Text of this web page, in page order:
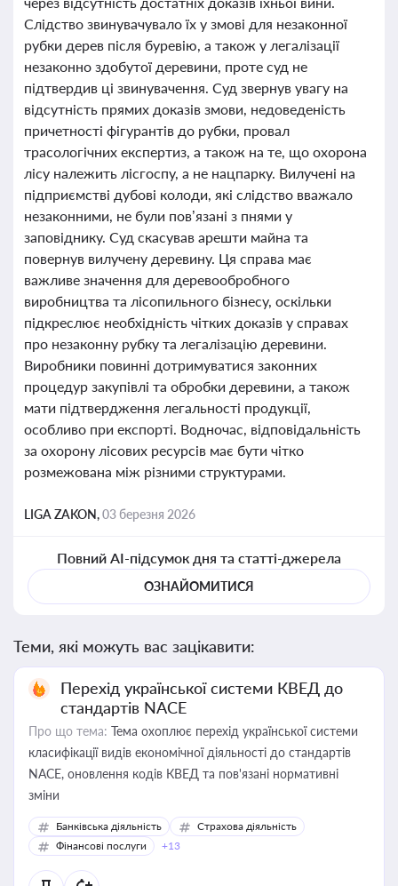
Слідство звинувачувало їх у змові для незаконної
рубки дерев після буревію, а також у легалізації
незаконно здобутої деревини, проте суд не
підтвердив ці звинувачення. Суд звернув увагу на
відсутність прямих доказів змови, недоведеність
причетності фігурантів до рубки, провал
трасологічних експертиз, а також на те, що охорона
лісу належить лісгоспу, а не нацпарку. Вилучені на
підприємстві дубові колоди, які слідство вважало
незаконними, не були пов’язані з пнями у
заповіднику. Суд скасував арешти майна та
повернув вилучену деревину. Ця справа має
важливе значення для деревообробного
виробництва та лісопильного бізнесу, оскільки
підкреслює необхідність чітких доказів у справах
про незаконну рубку та легалізацію деревини.
Виробники повинні дотримуватися законних
процедур закупівлі та обробки деревини, а також
мати підтвердження легальності продукції,
особливо при експорті. Водночас, відповідальність
за охорону лісових ресурсів має бути чітко
розмежована між різними структурами.
LIGA ZAKON,03 березня 2026
Повний AI-підсумок дня та статті-джерела
ОЗНАЙОМИТИСЯ
Теми, які можуть вас зацікавити:
Перехід української системи КВЕД до
стандартів NACE
Про що тема: Тема охоплює перехід української системи
класифікації видів економічної діяльності до стандартів
NACE, оновлення кодів КВЕД та пов'язані нормативні
зміни
Банківська діяльність
Страхова діяльність
Фінансові послуги
+13